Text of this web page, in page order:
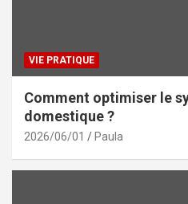
VIE PRATIQUE
Comment optimiser le
domestique ?
2026/06/01 Paula